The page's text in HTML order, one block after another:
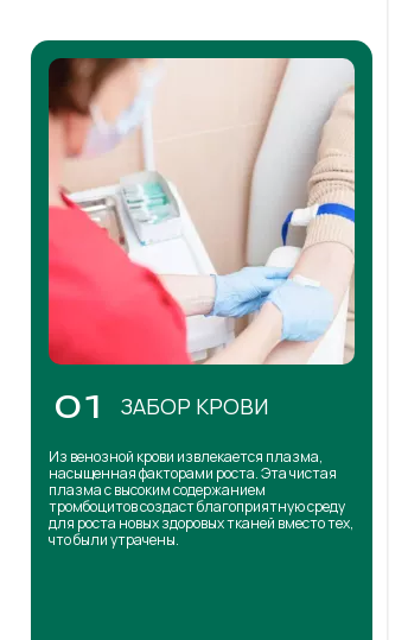
01 ЗАБОР КРОВИ
Из венозной крови извлекается плазма,
насыщенная факторами роста. Эта чистая
плазма с высоким содержанием
тромбоцитов создаст благоприятную среду
для роста новых здоровых тканей вместо тех,
что были утрачены.